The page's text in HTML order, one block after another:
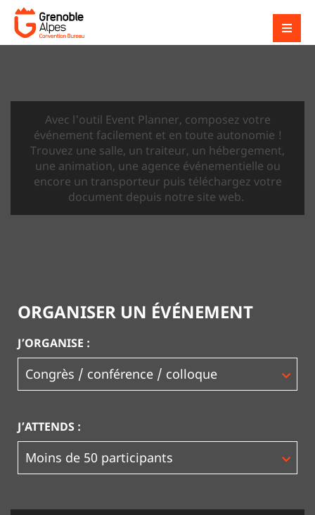
Avec l'outil Event Planner, composez votre
événement facilement et en toute autonomie !
Trouvez une salle, un traiteur, un hébergement,
une animation, une agence événementielle ou
encore un transporteur puis téléchargez votre
document depuis notre site web.
ORGANISER UN ÉVÉNEMENT
J’ORGANISE :
J’ATTENDS :